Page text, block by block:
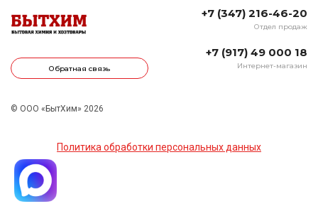
Обратная связь
+7 (347) 216-46-20
Отдел продаж
+7 (917) 49 000 18
Интернет-магазин
© ООО «БытХим» 2026
Политика обработки персональных данных